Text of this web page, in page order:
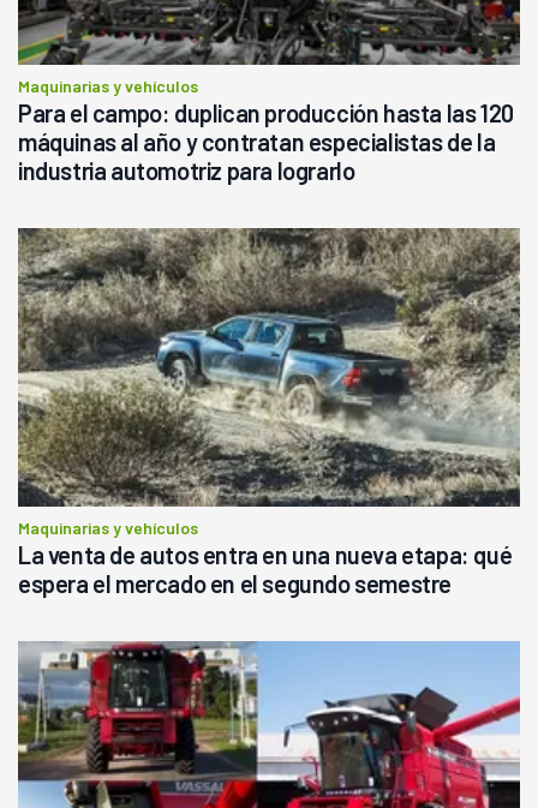
Maquinarias y vehículos
Para el campo: duplican producción hasta las 120
máquinas al año y contratan especialistas de la
industria automotriz para lograrlo
Maquinarias y vehículos
La venta de autos entra en una nueva etapa: qué
espera el mercado en el segundo semestre